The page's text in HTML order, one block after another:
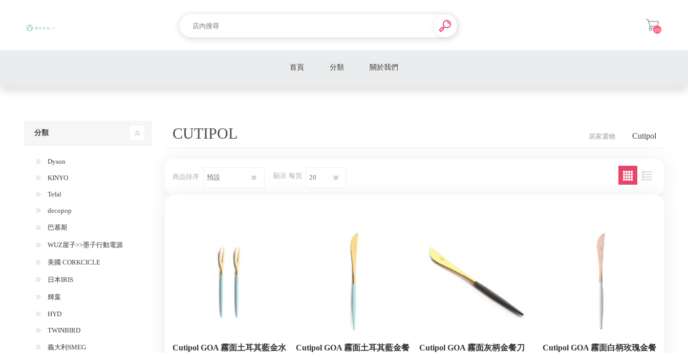
(0)
首頁 分類
日本IRIS
義大利SMEG
英國Sodastream
關於我們
CUTIPOL 居家選物 Cutipol
商品排序 顯示 每頁
Cutipol GOA 霧面土耳其藍金水
Cutipol GOA 霧面土耳其藍金餐
Cutipol GOA 霧面灰柄金餐刀
Cutipol GOA 霧面白柄玫瑰金餐
分類
Dyson
KINYO
Tefal
decopop
巴慕斯
WUZ屋子>>墨子行動電源
美國 CORKCICLE
日本IRIS
輝葉
HYD
TWINBIRD
義大利SMEG